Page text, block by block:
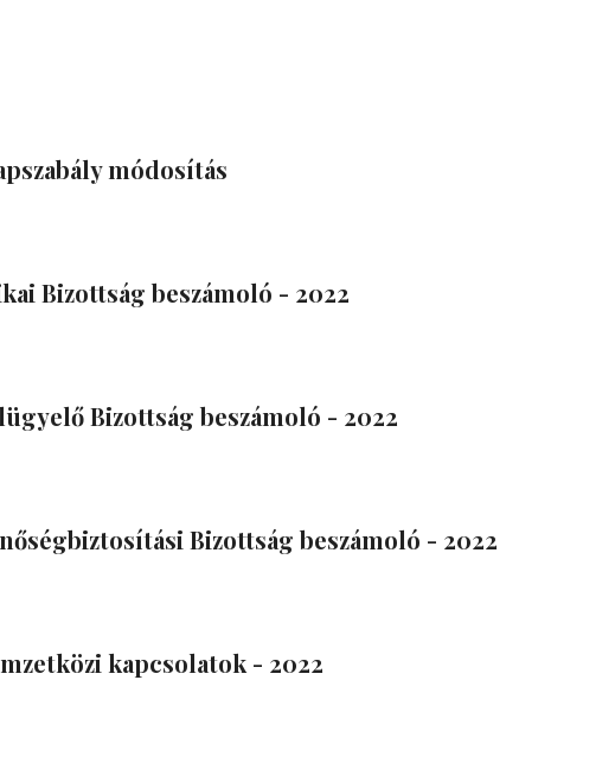
módosítás
Bizottság beszámoló - 2022
Bizottság beszámoló - 2022
Bizottság beszámoló - 2022
kapcsolatok - 2022